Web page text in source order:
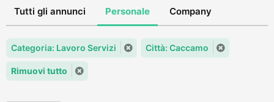
Tutti gli annunci Personale Company
Categoria: Lavoro Servizi Città: Caccamo
Rimuovi tutto